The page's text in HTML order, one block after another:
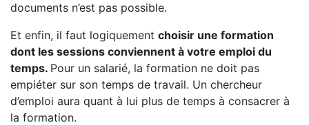
documents n’est pas possible.
Et enfin, il faut logiquement choisir une formation
dont les sessions conviennent à votre emploi du
temps. Pour un salarié, la formation ne doit pas
empiéter sur son temps de travail. Un chercheur
d’emploi aura quant à lui plus de temps à consacrer à
la formation.